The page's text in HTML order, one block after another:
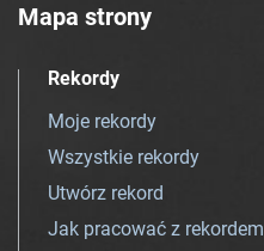
Mapa strony
Rekordy
Moje rekordy
Wszystkie rekordy
Utwórz rekord
Jak pracować z rekordem